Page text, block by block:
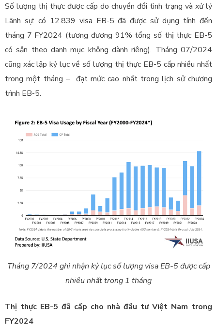
Số lượng thị thực được cấp do chuyển đổi tình trạng và xử lý
Lãnh sự: có 12.839 visa EB-5 đã được sử dụng tính đến
tháng 7 FY2024 (tương đương 91% tổng số thị thực EB-5
có sẵn theo danh mục không dành riêng). Tháng 07/2024
cũng xác lập kỷ lục về số lượng thị thực EB-5 cấp nhiều nhất
trong một tháng – đạt mức cao nhất trong lịch sử chương
trình EB-5.
Tháng 7/2024 ghi nhận kỷ lục số lượng visa EB-5 được cấp
nhiều nhất trong 1 tháng
Thị thực EB-5 đã cấp cho nhà đầu tư Việt Nam trong
FY2024